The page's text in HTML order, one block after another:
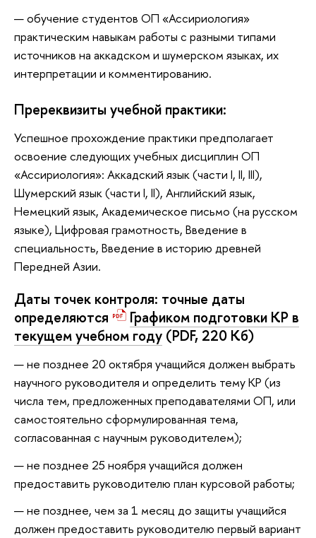
обучение студентов ОП «Ассириология»
практическим навыкам работы с разными типами
источников на аккадском и шумерском языках, их
интерпретации и комментированию.
Пререквизиты учебной практики:
Успешное прохождение практики предполагает
освоение следующих учебных дисциплин ОП
«Ассириология»: Аккадский язык (части I, II, III),
Шумерский язык (части I, II), Английский язык,
Немецкий язык, Академическое письмо (на русском
языке), Цифровая грамотность, Введение в
специальность, Введение в историю древней
Передней Азии.
Даты точек контроля: точные даты
определяются
Графиком подготовки КР в
текущем учебном году (PDF, 220 Кб)
не позднее 20 октября учащийся должен выбрать
научного руководителя и определить тему КР (из
числа тем, предложенных преподавателями ОП, или
самостоятельно сформулированная тема,
согласованная с научным руководителем);
не позднее 25 ноября учащийся должен
предоставить руководителю план курсовой работы;
не позднее, чем за 1 месяц до защиты учащийся
должен предоставить руководителю первый вариант